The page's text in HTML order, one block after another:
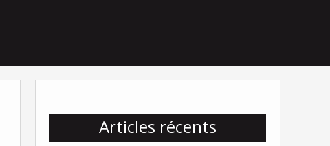
Articles récents